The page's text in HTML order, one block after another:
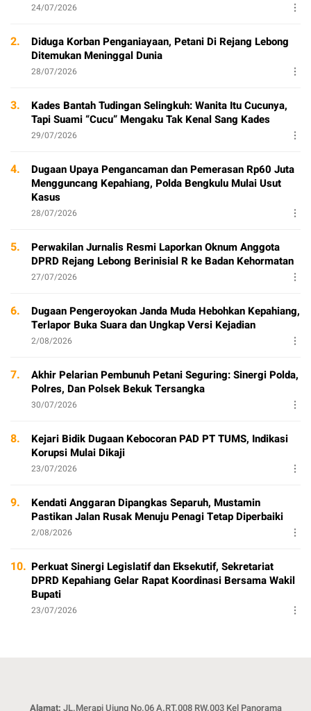
24/07/2026
2.
Diduga Korban Penganiayaan, Petani Di Rejang Lebong
Ditemukan Meninggal Dunia
28/07/2026
3.
Kades Bantah Tudingan Selingkuh: Wanita Itu Cucunya,
Tapi Suami “Cucu” Mengaku Tak Kenal Sang Kades
29/07/2026
4.
Dugaan Upaya Pengancaman dan Pemerasan Rp60 Juta
Mengguncang Kepahiang, Polda Bengkulu Mulai Usut
Kasus
28/07/2026
5.
Perwakilan Jurnalis Resmi Laporkan Oknum Anggota
DPRD Rejang Lebong Berinisial R ke Badan Kehormatan
27/07/2026
6.
Dugaan Pengeroyokan Janda Muda Hebohkan Kepahiang,
Terlapor Buka Suara dan Ungkap Versi Kejadian
2/08/2026
7.
Akhir Pelarian Pembunuh Petani Seguring: Sinergi Polda,
Polres, Dan Polsek Bekuk Tersangka
30/07/2026
8.
Kejari Bidik Dugaan Kebocoran PAD PT TUMS, Indikasi
Korupsi Mulai Dikaji
23/07/2026
9.
Kendati Anggaran Dipangkas Separuh, Mustamin
Pastikan Jalan Rusak Menuju Penagi Tetap Diperbaiki
2/08/2026
10. Perkuat Sinergi Legislatif dan Eksekutif, Sekretariat
DPRD Kepahiang Gelar Rapat Koordinasi Bersama Wakil
Bupati
23/07/2026
Alamat: JL.Merapi Ujung No.06 A.RT.008 RW.003 Kel Panorama